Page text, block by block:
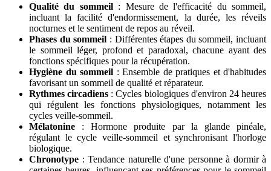
Qualité du sommeil: Mesure de l'efficacité du sommeil,
incluant la facilité d'endormissement, la durée, les réveils
nocturnes et le sentiment de repos au réveil.
Phases du sommeil : Différentes étapes du sommeil, incluant
le sommeil léger, profond et paradoxal, chacune ayant des
fonctions spécifiques pour la récupération.
Hygiène du sommeil : Ensemble de pratiques et d'habitudes
favorisant un sommeil de qualité et réparateur.
Rythmes circadiens : Cycles biologiques d'environ 24 heures
qui régulent les fonctions physiologiques, notamment les
cycles veille-sommeil.
Mélatonine : Hormone produite par la glande pinéale,
régulant le cycle veille-sommeil et synchronisant l'horloge
biologique.
Chronotype : Tendance naturelle d'une personne à dormir à